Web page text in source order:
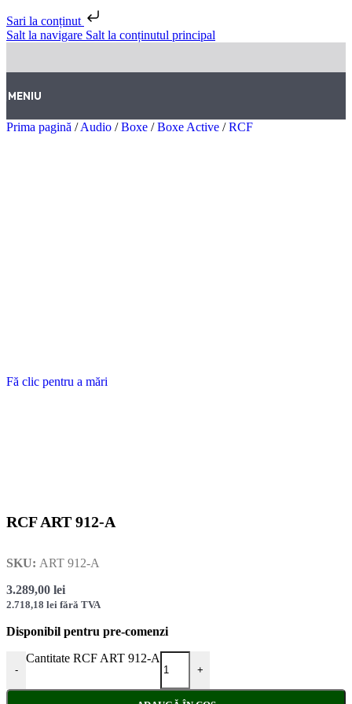
Sari la conținut
Salt la navigare Salt la conținutul principal
MENIU
Prima pagină / Audio / Boxe / Boxe Active / RCF
Fă clic pentru a mări
RCF ART 912-A
SKU: ART 912-A
3.289,00 lei
2.718,18 lei fără TVA
Disponibil pentru pre-comenzi
-
Cantitate RCF ART 912-A
+